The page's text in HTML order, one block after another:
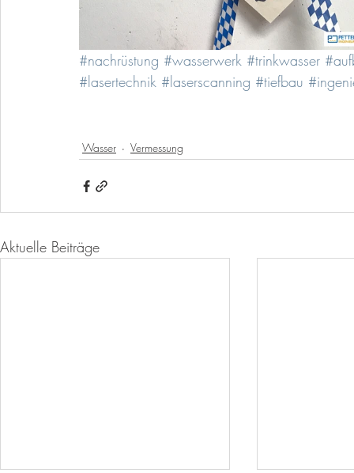
#nachrüstung #wasserwerk #trinkwasser
#lasertechnik #laserscanning #tiefbau
Wasser Vermessung
Aktuelle Beiträge